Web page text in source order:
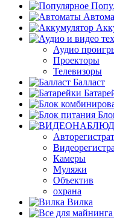
Аудио
Проекторы
Телевизоры
Балласт
Камеры
Муляжи
Объектив
охрана
Вилка